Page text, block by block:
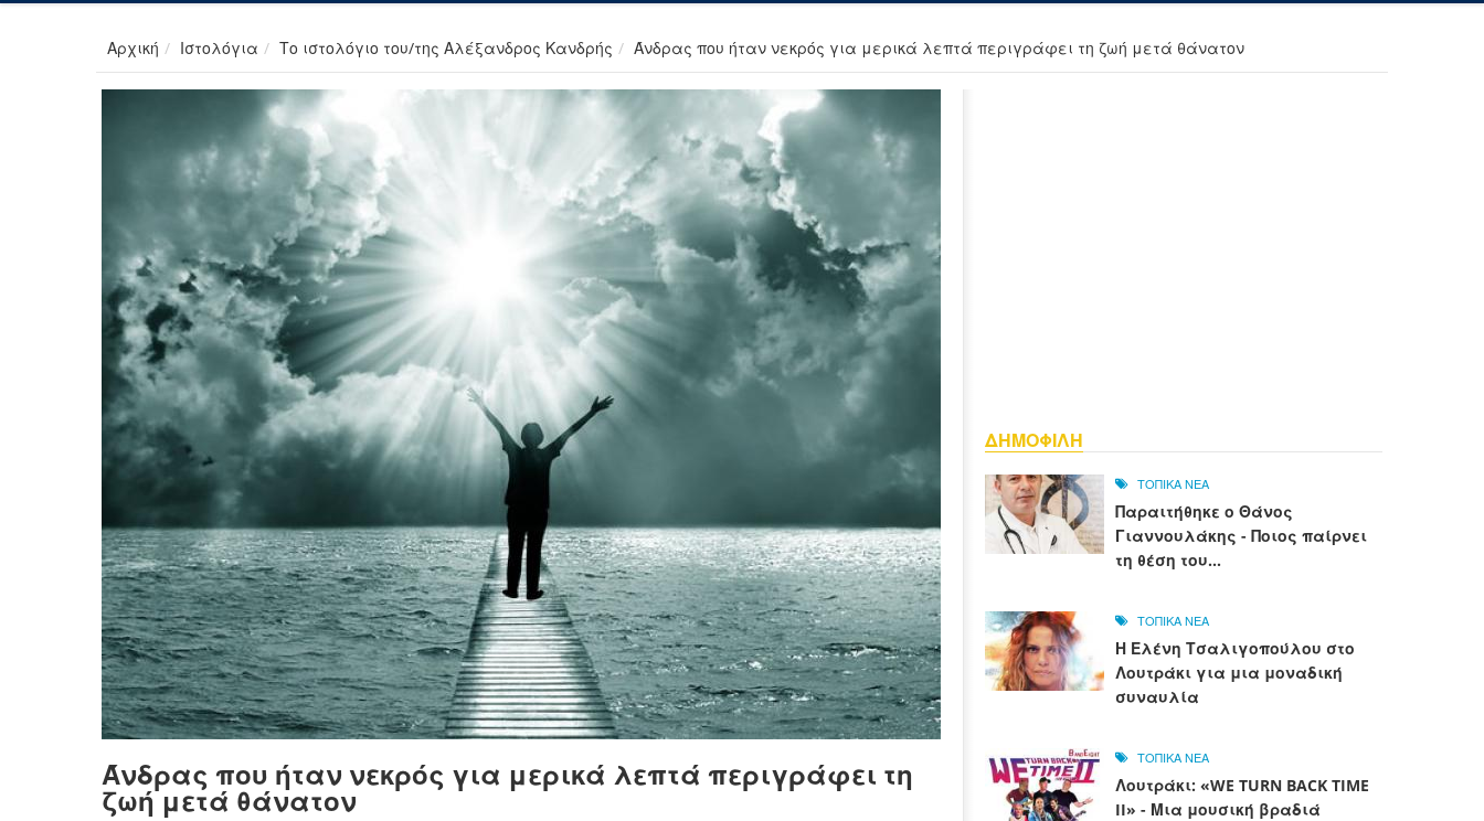
Αρχική Ιστολόγια Το ιστολόγιο του/της Αλέξανδρος Κανδρής Άνδρας που ήταν νεκρός για μερικά λεπτά περιγράφει τη ζωή μετά θάνατον
Άνδρας που ήταν νεκρός για μερικά λεπτά περιγράφει τη
ζωή μετά θάνατον
ΔΗΜΟΦΙΛΗ
ΤΟΠΙΚΑ ΝΕΑ
Παραιτήθηκε ο Θάνος
Γιαννουλάκης - Ποιος παίρνει
τη θέση του...
ΤΟΠΙΚΑ ΝΕΑ
Η Ελένη Τσαλιγοπούλου στο
Λουτράκι για μια μοναδική
συναυλία
ΤΟΠΙΚΑ ΝΕΑ
Λουτράκι: «WE TURN BACK TIME
II» - Μια μουσική βραδιά